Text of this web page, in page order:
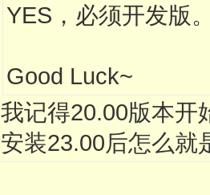
YES，必须开发版
Good Luck~
我记得20.00版本开
安装23.00后怎么就